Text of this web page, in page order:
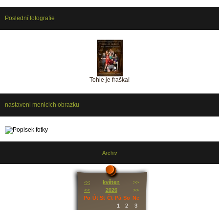
Poslední fotografie
Tohle je fraška!
nastaveni menicich obrazku
Archiv
<< květen
>>
<<
2026
>>
Po Út St Čt Pá So Ne
1
2 3